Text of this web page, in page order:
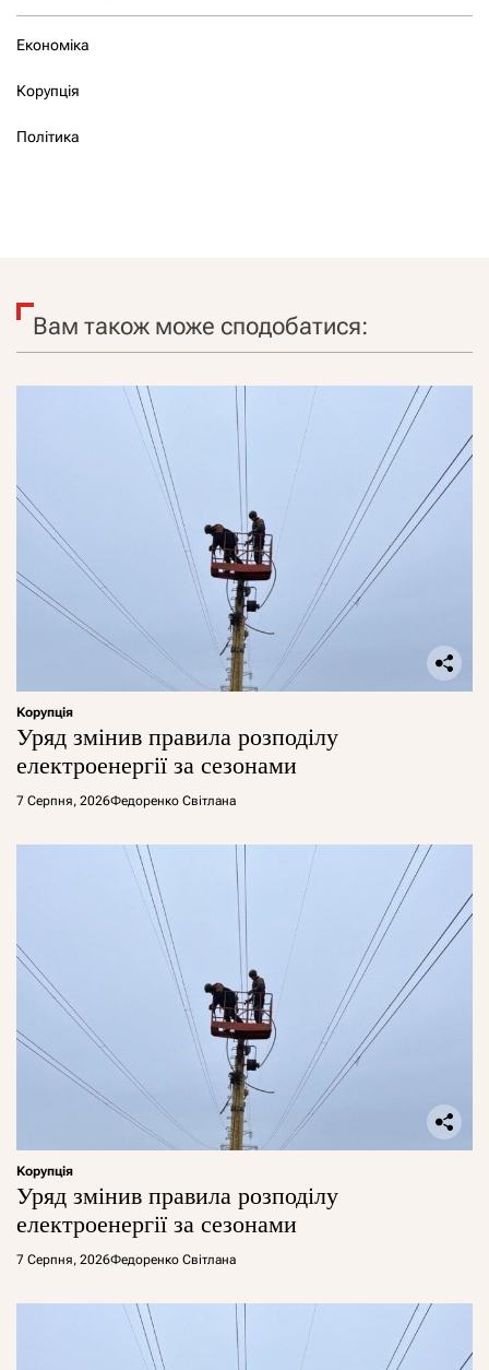
Економіка
Корупція
Політика
Вам також може сподобатися:
Корупція
Уряд змінив правила розподілу
електроенергії за сезонами
7 Серпня, 2026Федоренко Світлана
Корупція
Уряд змінив правила розподілу
електроенергії за сезонами
7 Серпня, 2026Федоренко Світлана